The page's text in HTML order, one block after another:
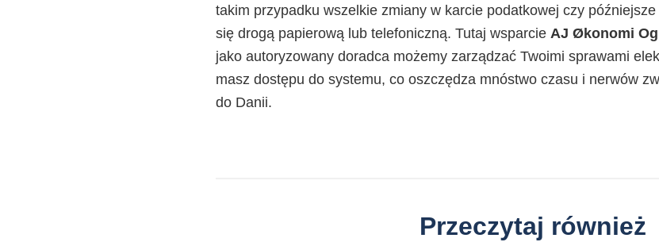
takim przypadku wszelkie zmiany w karcie podatkowej czy
się drogą papierową lub telefoniczną. Tutaj wsparcie AJ Økonomi
jako autoryzowany doradca możemy zarządzać Twoimi sprawami
masz dostępu do systemu, co oszczędza mnóstwo czasu i nerwów
do Danii.
Przeczytaj również